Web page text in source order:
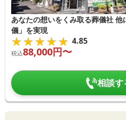
あなたの想いをくみ取る葬儀社
儀」を実現
★★★★★
★★★★★ 4.85
税込88,000円〜
相談す